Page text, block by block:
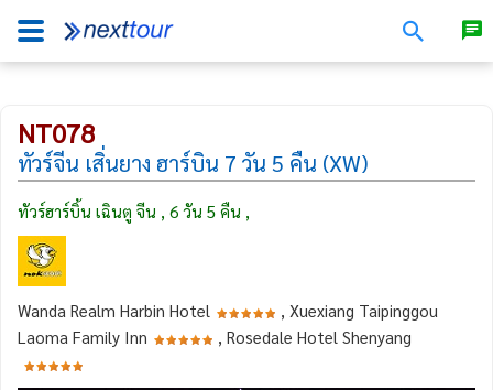
NT078
ทัวร์จีน เสิ่นยาง ฮาร์บิน 7 วัน 5 คืน (XW)
ทัวร์ฮาร์บิ้น เฉินตู จีน , 6 วัน 5 คืน ,
Wanda Realm Harbin Hotel
, Xuexiang Taipinggou
Laoma Family Inn
, Rosedale Hotel Shenyang